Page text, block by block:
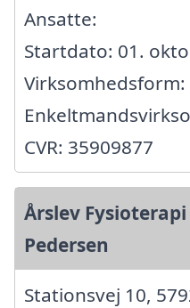
Ansatte:
Startdato: 01.
Virksomhedsform:
CVR: 35909877
Årslev
Pedersen
Stationsvej 10,